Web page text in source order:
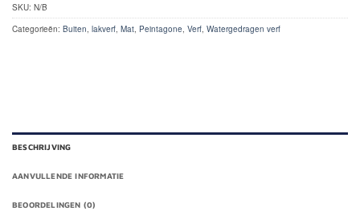
SKU: N/B
Categorieën: Buiten lakverf Mat Peintagone Verf Watergedragen verf
BESCHRIJVING
AANVULLENDE INFORMATIE
BEOORDELINGEN (0)